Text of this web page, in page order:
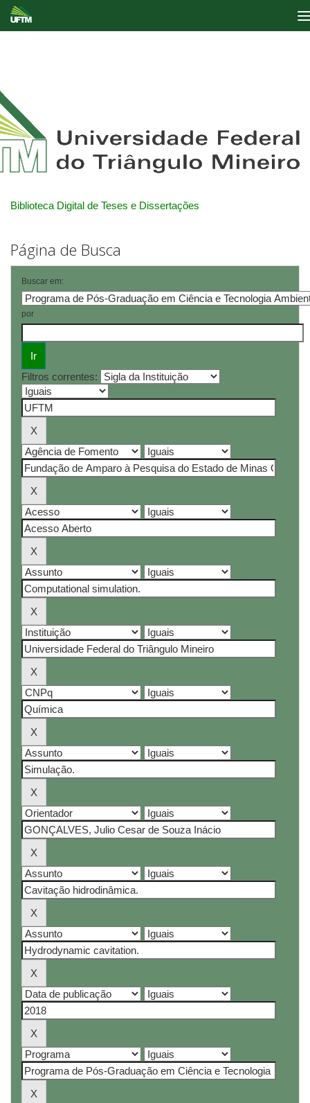
Biblioteca Digital de Teses e Dissertações
Página de Busca
Buscar em:
por
Filtros correntes: